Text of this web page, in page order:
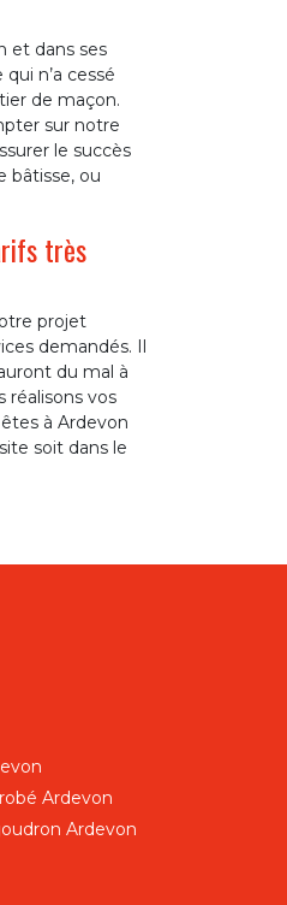
et dans ses
n’a cessé
de maçon.
sur notre
le succès
bâtisse, ou
très
projet
demandés. Il
du mal à
réalisons vos
à Ardevon
soit dans le
Ardevon
Ardevon